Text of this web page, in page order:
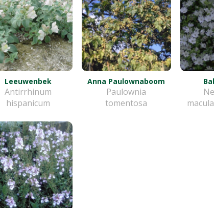
Leeuwenbek
Antirrhinum
hispanicum
Anna Paulownaboom
Paulownia
tomentosa